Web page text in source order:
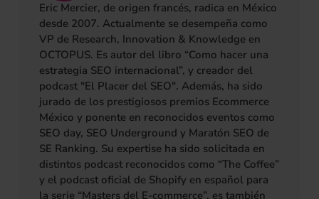
Eric Mercier, de origen francés, radica en México
desde 2007. Actualmente se desempeña como
VP de Research, Innovation & Knowledge en
OCTOPUS. Es autor del libro “Como hacer una
estrategia SEO internacional”, y creador del
podcast "El Placer del SEO". Además, ha sido
jurado de los prestigiosos premios Ecommerce
México y ponente en reconocidos eventos como
SEO day, SEO Underground y Maratón SEO de
SE Ranking. Su expertise ha sido solicitada en
distintos podcast reconocidos como “The Coffee”
y el podcast oficial de Shopify en español para
la serie “Masters del E-commerce”, es también